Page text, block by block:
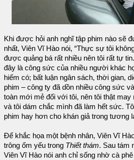
Khi được hỏi anh nghĩ tập phim nào sẽ
nhất, Viên Vĩ Hào nói, “Thực sự tôi
được quảng bá rất nhiều nên tôi rất tự
đây là công sức của nhiều người khác
hiếm có; bất luận ngân sách, thời gian,
phim – công ty đã dồn nhiều công sức
toàn mới mẻ đối với tôi, nên tôi thật
và tôi dám chắc mình đã làm hết sức.
phim hay hơn cho khán giả trong tương
Để khắc họa một bệnh nhân, Viên Vĩ
trông ốm yếu trong Thiết thám. Sau tám
Viên Vĩ Hào nói anh chỉ sống nhờ cà